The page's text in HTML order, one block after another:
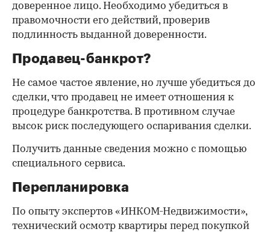
доверенное лицо. Необходимо убедиться в
правомочности его действий, проверив
подлинность выданной доверенности.
Продавец-банкрот?
Не самое частое явление, но лучше убедиться до
сделки, что продавец не имеет отношения к
процедуре банкротства. В противном случае
высок риск последующего оспаривания сделки.
Получить данные сведения можно с помощью
специального сервиса.
Перепланировка
По опыту экспертов «ИНКОМ-Недвижимости»,
технический осмотр квартиры перед покупкой